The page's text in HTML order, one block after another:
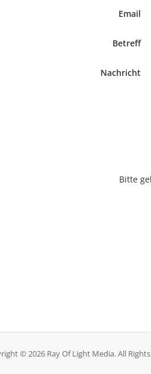
Email
Betreff
Nachricht
Bitte
© 2026 Ray Of Light Media. All